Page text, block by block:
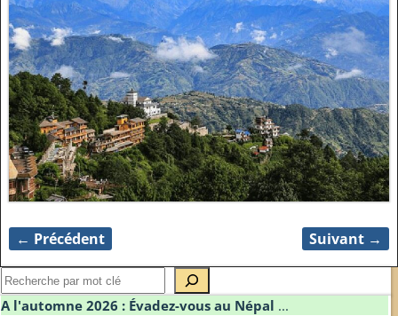
Navigation des images
← Précédent Suivant →
A l'automne 2026 : Évadez-vous au Népal ...